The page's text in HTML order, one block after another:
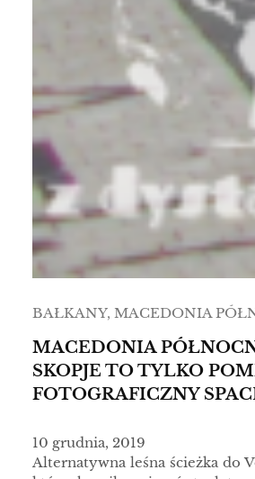
BAŁKANY, MACEDONIA
MACEDONIA
SKOPJE TO TYLKO
FOTOGRAFICZNY
10 grudnia, 2019
Alternatywna leśna ścieżka do